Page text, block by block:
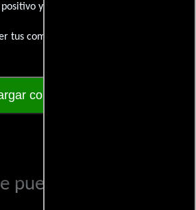
y enriquecedor para todos.
tus comentarios y conocer tus puntos
comentarios
puede interesar...